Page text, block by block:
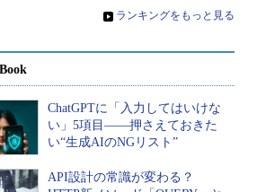
» ランキングをもっと見る
ChatGPTに「入力してはいけな
い」5項目――押さえておきた
い“生成AIのNGリスト”
API設計の常識が変わる？